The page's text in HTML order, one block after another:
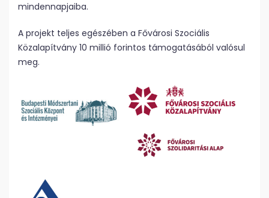
mindennapjaiba.
A projekt teljes egészében a Fővárosi Szociális
Közalapítvány 10 millió forintos támogatásából valósul
meg.